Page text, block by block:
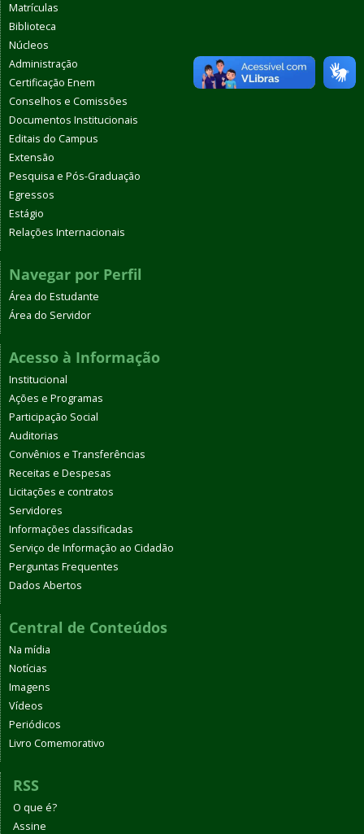
Matrículas
Biblioteca
Núcleos
Administração
Certificação Enem
Conselhos e Comissões
Documentos Institucionais
Editais do Campus
Extensão
Pesquisa e Pós-Graduação
Egressos
Estágio
Relações Internacionais
Navegar por Perfil
Área do Estudante
Área do Servidor
Acesso à Informação
Institucional
Ações e Programas
Participação Social
Auditorias
Convênios e Transferências
Receitas e Despesas
Licitações e contratos
Servidores
Informações classificadas
Serviço de Informação ao Cidadão
Perguntas Frequentes
Dados Abertos
Central de Conteúdos
Na mídia
Notícias
Imagens
Vídeos
Periódicos
Livro Comemorativo
RSS
O que é?
Assine